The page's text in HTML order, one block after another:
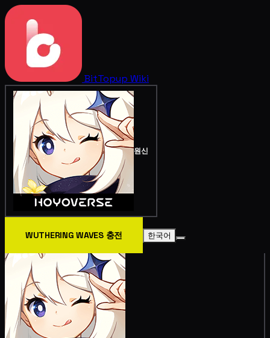
BitTopup Wiki
원신
WUTHERING WAVES 충전 한국어